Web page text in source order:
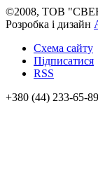
©2008, ТОВ
Розробка і дизайн
Схема сайту
Підписатися
RSS
+380 (44) 233-65-